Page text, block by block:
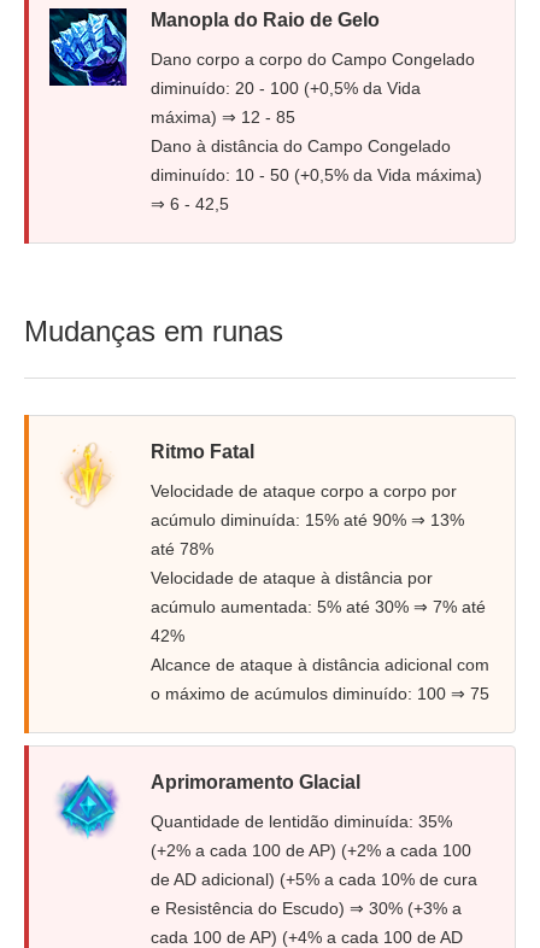
Manopla do Raio de Gelo
Dano corpo a corpo do Campo Congelado
diminuído: 20 - 100 (+0,5% da Vida
máxima) ⇒ 12 - 85
Dano à distância do Campo Congelado
diminuído: 10 - 50 (+0,5% da Vida máxima)
⇒ 6 - 42,5
Mudanças em runas
Ritmo Fatal
Velocidade de ataque corpo a corpo por
acúmulo diminuída: 15% até 90% ⇒ 13%
até 78%
Velocidade de ataque à distância por
acúmulo aumentada: 5% até 30% ⇒ 7% até
42%
Alcance de ataque à distância adicional com
o máximo de acúmulos diminuído: 100 ⇒ 75
Aprimoramento Glacial
Quantidade de lentidão diminuída: 35%
(+2% a cada 100 de AP) (+2% a cada 100
de AD adicional) (+5% a cada 10% de cura
e Resistência do Escudo) ⇒ 30% (+3% a
cada 100 de AP) (+4% a cada 100 de AD